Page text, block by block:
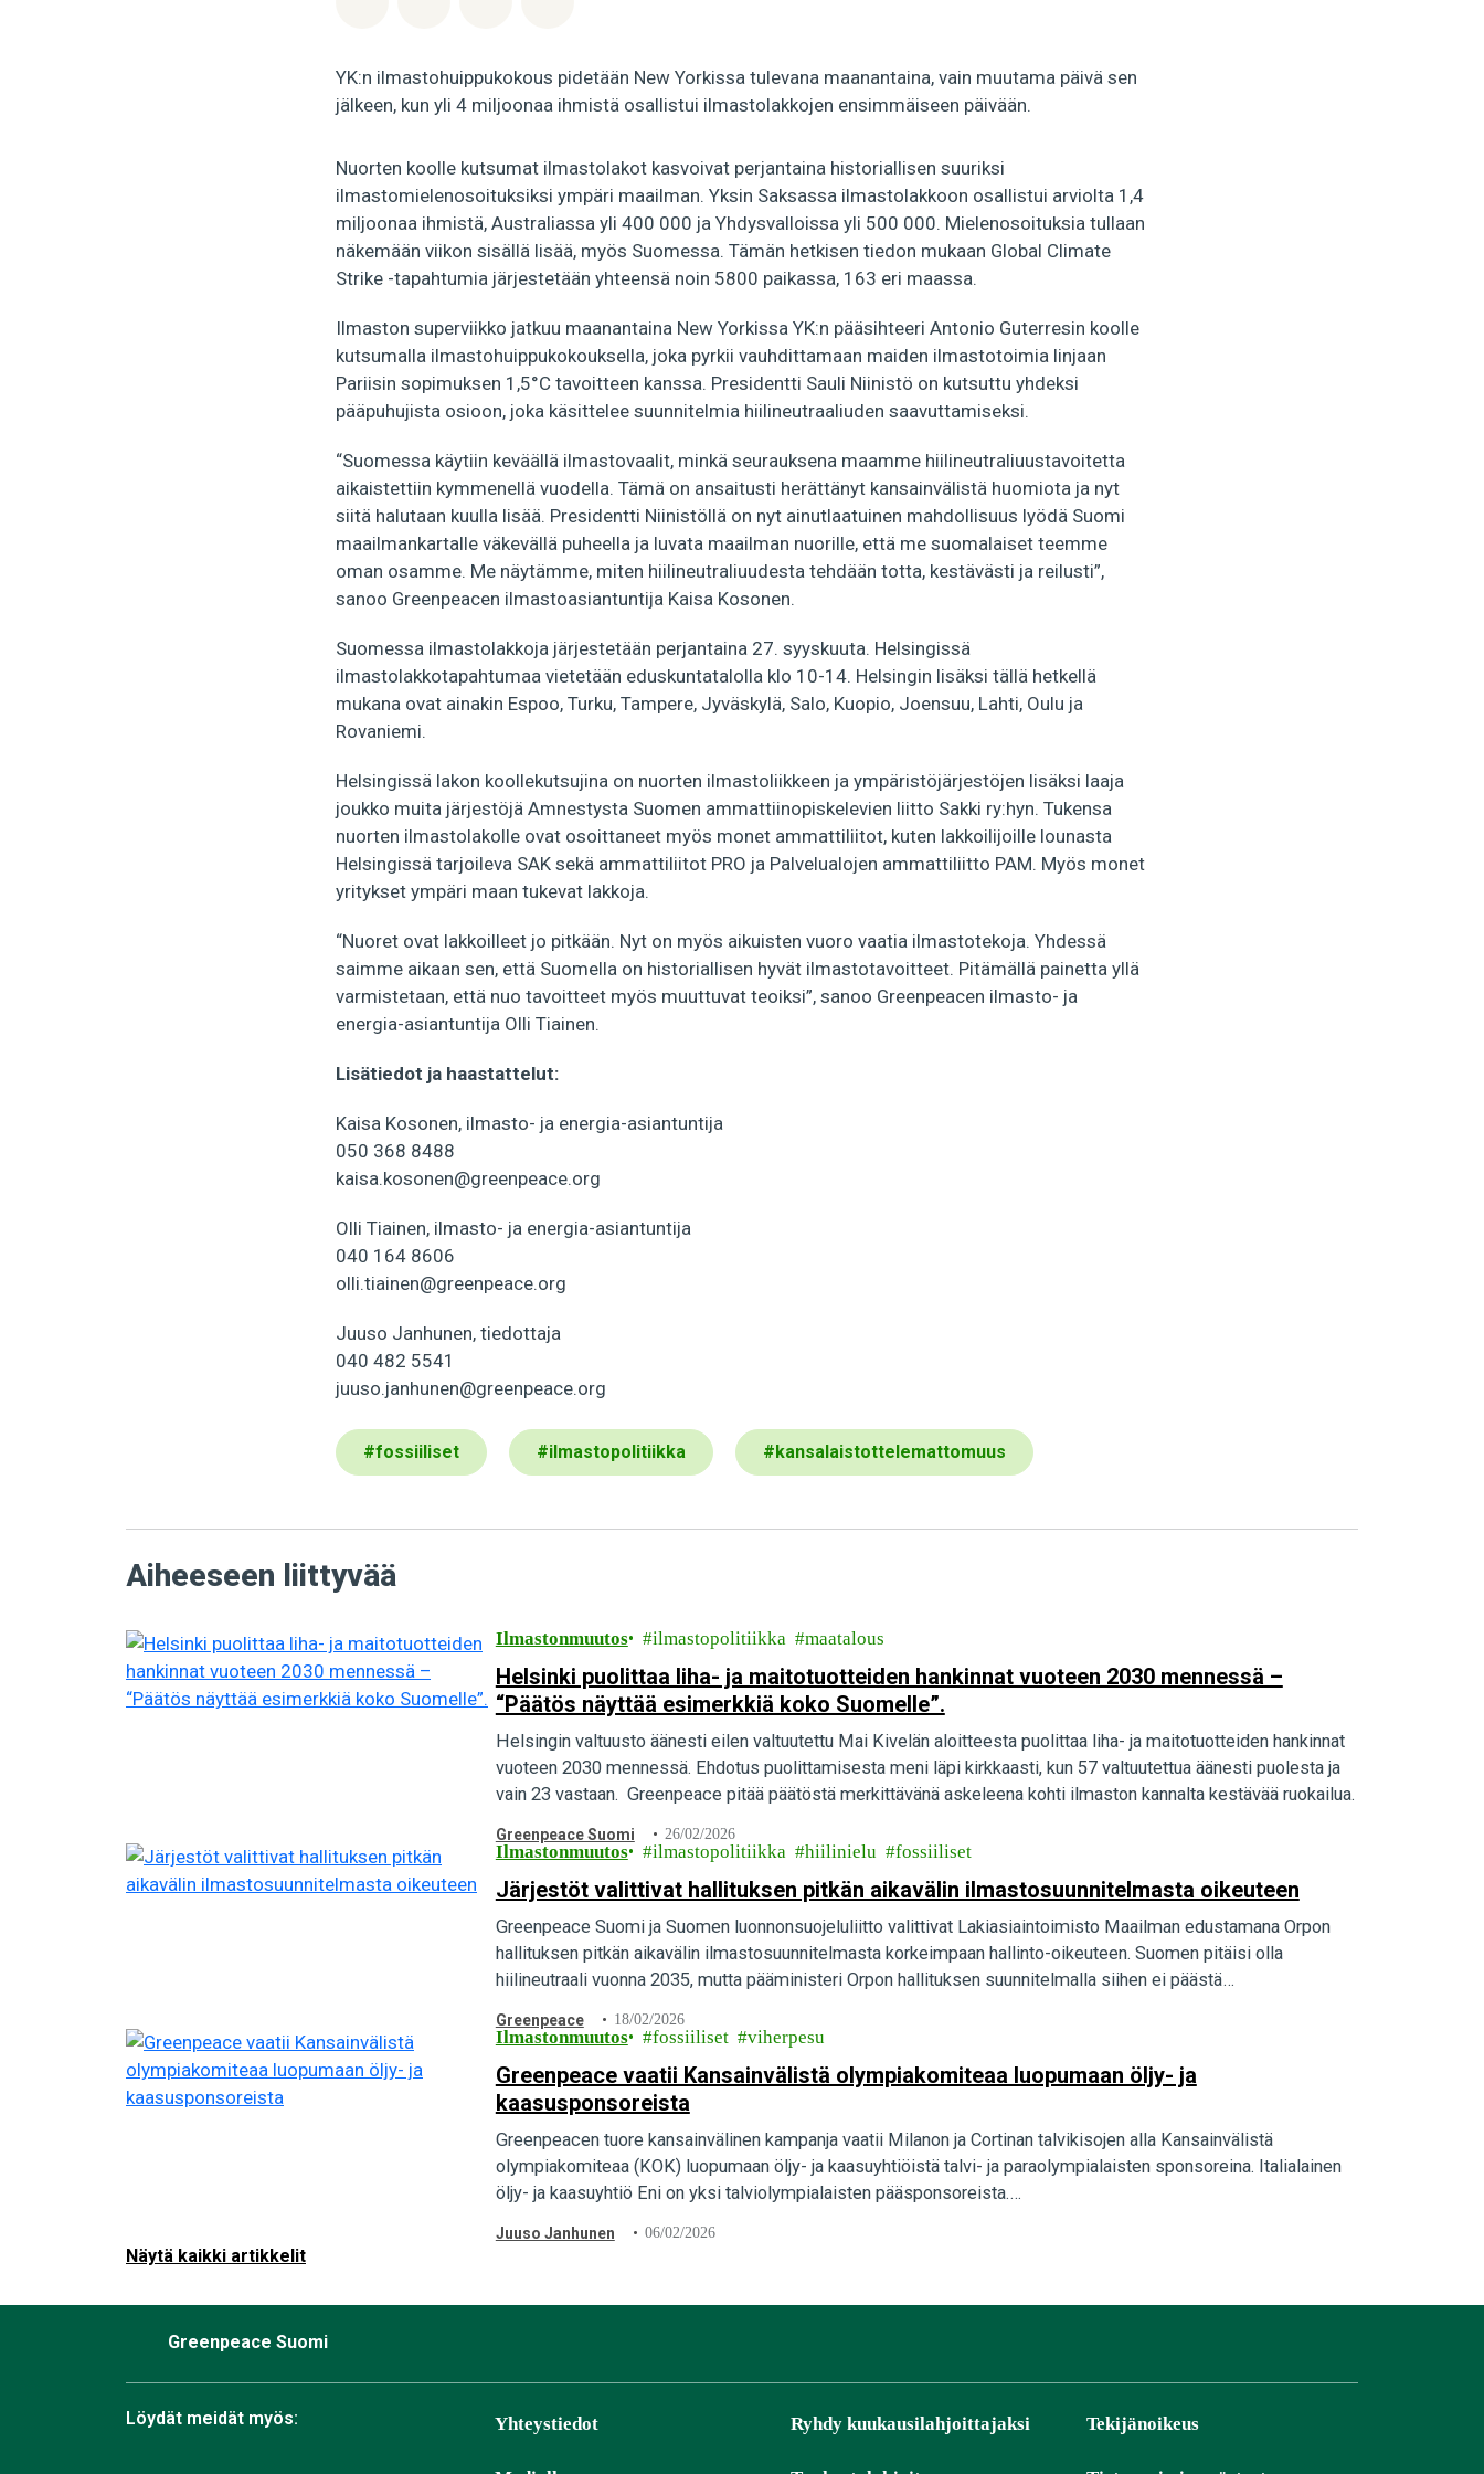
YK:n ilmastohuippukokous pidetään New Yorkissa tulevana maanantaina, vain muutama päivä sen
jälkeen, kun yli 4 miljoonaa ihmistä osallistui ilmastolakkojen ensimmäiseen päivään.
Nuorten koolle kutsumat ilmastolakot kasvoivat perjantaina historiallisen suuriksi
ilmastomielenosoituksiksi ympäri maailman. Yksin Saksassa ilmastolakkoon osallistui arviolta 1,4
miljoonaa ihmistä, Australiassa yli 400 000 ja Yhdysvalloissa yli 500 000. Mielenosoituksia tullaan
näkemään viikon sisällä lisää, myös Suomessa. Tämän hetkisen tiedon mukaan Global Climate
Strike -tapahtumia järjestetään yhteensä noin 5800 paikassa, 163 eri maassa.
Ilmaston superviikko jatkuu maanantaina New Yorkissa YK:n pääsihteeri Antonio Guterresin koolle
kutsumalla ilmastohuippukokouksella, joka pyrkii vauhdittamaan maiden ilmastotoimia linjaan
Pariisin sopimuksen 1,5°C tavoitteen kanssa. Presidentti Sauli Niinistö on kutsuttu yhdeksi
pääpuhujista osioon, joka käsittelee suunnitelmia hiilineutraaliuden saavuttamiseksi.
“Suomessa käytiin keväällä ilmastovaalit, minkä seurauksena maamme hiilineutraliuustavoitetta
aikaistettiin kymmenellä vuodella. Tämä on ansaitusti herättänyt kansainvälistä huomiota ja nyt
siitä halutaan kuulla lisää. Presidentti Niinistöllä on nyt ainutlaatuinen mahdollisuus lyödä Suomi
maailmankartalle väkevällä puheella ja luvata maailman nuorille, että me suomalaiset teemme
oman osamme. Me näytämme, miten hiilineutraliuudesta tehdään totta, kestävästi ja reilusti”,
sanoo Greenpeacen ilmastoasiantuntija Kaisa Kosonen.
Suomessa ilmastolakkoja järjestetään perjantaina 27. syyskuuta. Helsingissä
ilmastolakkotapahtumaa vietetään eduskuntatalolla klo 10-14. Helsingin lisäksi tällä hetkellä
mukana ovat ainakin Espoo, Turku, Tampere, Jyväskylä, Salo, Kuopio, Joensuu, Lahti, Oulu ja
Rovaniemi.
Helsingissä lakon koollekutsujina on nuorten ilmastoliikkeen ja ympäristöjärjestöjen lisäksi laaja
joukko muita järjestöjä Amnestysta Suomen ammattiinopiskelevien liitto Sakki ry:hyn. Tukensa
nuorten ilmastolakolle ovat osoittaneet myös monet ammattiliitot, kuten lakkoilijoille lounasta
Helsingissä tarjoileva SAK sekä ammattiliitot PRO ja Palvelualojen ammattiliitto PAM. Myös monet
yritykset ympäri maan tukevat lakkoja.
“Nuoret ovat lakkoilleet jo pitkään. Nyt on myös aikuisten vuoro vaatia ilmastotekoja. Yhdessä
saimme aikaan sen, että Suomella on historiallisen hyvät ilmastotavoitteet. Pitämällä painetta yllä
varmistetaan, että nuo tavoitteet myös muuttuvat teoiksi”, sanoo Greenpeacen ilmasto- ja
energia-asiantuntija Olli Tiainen.
Lisätiedot ja haastattelut:
Kaisa Kosonen, ilmasto- ja energia-asiantuntija
050 368 8488
kaisa.kosonen@greenpeace.org
Olli Tiainen, ilmasto- ja energia-asiantuntija
040 164 8606
olli.tiainen@greenpeace.org
Juuso Janhunen, tiedottaja
040 482 5541
juuso.janhunen@greenpeace.org
#fossiiliset #ilmastopolitiikka #kansalaistottelemattomuus
Aiheeseen liittyvää
Ilmastonmuutos ilmastopolitiikka maatalous
Helsinki puolittaa liha- ja maitotuotteiden hankinnat vuoteen 2030 mennessä –
“Päätös näyttää esimerkkiä koko Suomelle”.
Helsingin valtuusto äänesti eilen valtuutettu Mai Kivelän aloitteesta puolittaa liha- ja maitotuotteiden hankinnat
vuoteen 2030 mennessä. Ehdotus puolittamisesta meni läpi kirkkaasti, kun 57 valtuutettua äänesti puolesta ja
vain 23 vastaan. Greenpeace pitää päätöstä merkittävänä askeleena kohti ilmaston kannalta kestävää ruokailua.
Greenpeace Suomi 26/02/2026
Ilmastonmuutos ilmastopolitiikka hiilinielu fossiiliset
Järjestöt valittivat hallituksen pitkän aikavälin ilmastosuunnitelmasta oikeuteen
Greenpeace Suomi ja Suomen luonnonsuojeluliitto valittivat Lakiasiaintoimisto Maailman edustamana Orpon
hallituksen pitkän aikavälin ilmastosuunnitelmasta korkeimpaan hallinto-oikeuteen. Suomen pitäisi olla
hiilineutraali vuonna 2035, mutta pääministeri Orpon hallituksen suunnitelmalla siihen ei päästä…
Greenpeace 18/02/2026
Ilmastonmuutos fossiiliset viherpesu
Greenpeace vaatii Kansainvälistä olympiakomiteaa luopumaan öljy- ja
kaasusponsoreista
Greenpeacen tuore kansainvälinen kampanja vaatii Milanon ja Cortinan talvikisojen alla Kansainvälistä
olympiakomiteaa (KOK) luopumaan öljy- ja kaasuyhtiöistä talvi- ja paraolympialaisten sponsoreina. Italialainen
öljy- ja kaasuyhtiö Eni on yksi talviolympialaisten pääsponsoreista.…
Juuso Janhunen 06/02/2026
Näytä kaikki artikkelit
Greenpeace Suomi
Löydät meidät myös: Yhteystiedot Ryhdy kuukausilahjoittajaksi Tekijänoikeus